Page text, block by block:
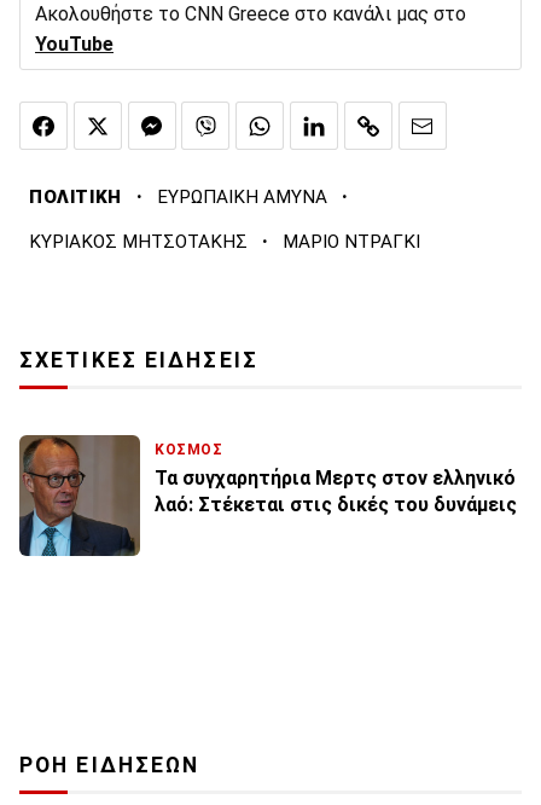
Ακολουθήστε το CNN Greece στο κανάλι μας στο
YouTube
ΠΟΛΙΤΙΚΗ · ΕΥΡΩΠΑΙΚΗ ΑΜΥΝΑ ·
ΚΥΡΙΑΚΟΣ ΜΗΤΣΟΤΑΚΗΣ · ΜΑΡΙΟ ΝΤΡΑΓΚΙ
ΣΧΕΤΙΚΕΣ ΕΙΔΗΣΕΙΣ
ΚΟΣΜΟΣ
Τα συγχαρητήρια Μερτς στον ελληνικό
λαό: Στέκεται στις δικές του δυνάμεις
ΡΟΗ ΕΙΔΗΣΕΩΝ